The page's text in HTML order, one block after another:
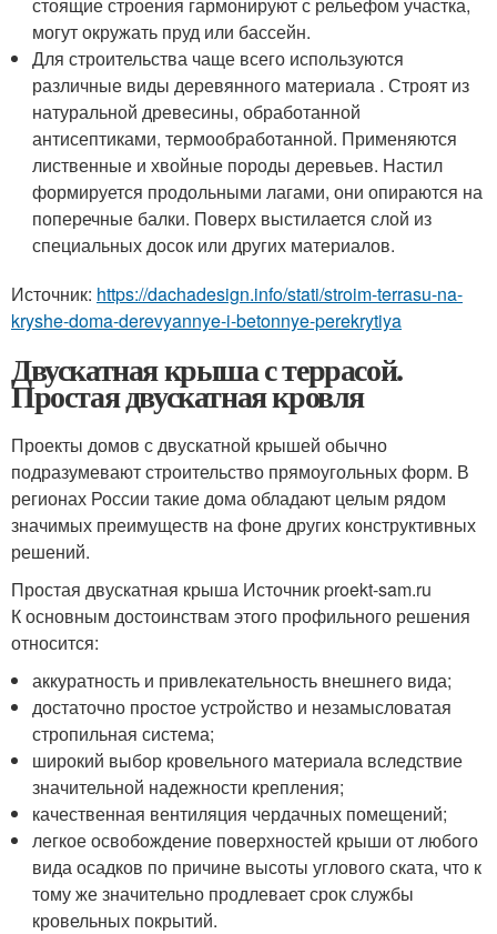
могут окружать пруд или бассейн.
Для строительства чаще всего используются
различные виды деревянного материала . Строят из
натуральной древесины, обработанной
антисептиками, термообработанной. Применяются
лиственные и хвойные породы деревьев. Настил
формируется продольными лагами, они опираются на
поперечные балки. Поверх выстилается слой из
специальных досок или других материалов.
Источник: https://dachadesign.info/stati/stroim-terrasu-na-
kryshe-doma-derevyannye-i-betonnye-perekrytiya
Двускатная крыша с террасой.
Простая двускатная кровля
Проекты домов с двускатной крышей обычно
подразумевают строительство прямоугольных форм. В
регионах России такие дома обладают целым рядом
значимых преимуществ на фоне других конструктивных
решений.
Простая двускатная крыша Источник proekt-sam.ru
К основным достоинствам этого профильного решения
относится:
аккуратность и привлекательность внешнего вида;
достаточно простое устройство и незамысловатая
стропильная система;
широкий выбор кровельного материала вследствие
значительной надежности крепления;
качественная вентиляция чердачных помещений;
легкое освобождение поверхностей крыши от любого
вида осадков по причине высоты углового ската, что к
тому же значительно продлевает срок службы
кровельных покрытий.